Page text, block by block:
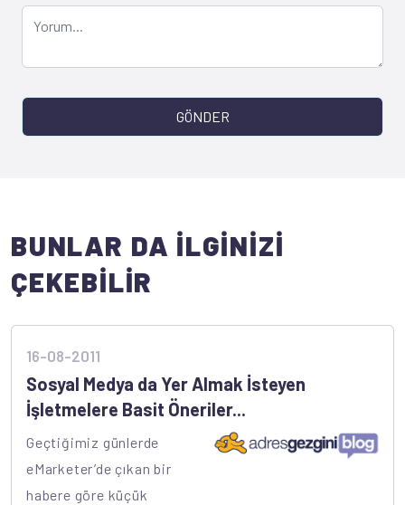
GÖNDER
BUNLAR DA İLGİNİZİ
ÇEKEBİLİR
16-08-2011
Sosyal Medya da Yer Almak İsteyen
İşletmelere Basit Öneriler...
Geçtiğimiz günlerde
eMarketer’de çıkan bir
habere göre küçük